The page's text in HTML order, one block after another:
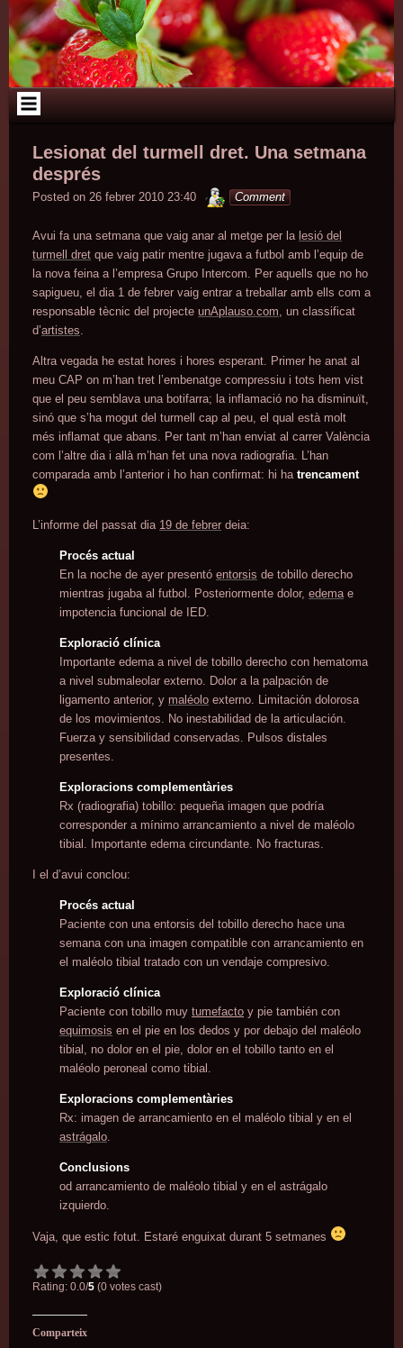
Skip
to
content
Lesionat del turmell dret. Una setmana
després
Posted on 26 febrer 2010 23:40 minterior
Comment
Avui fa una setmana que vaig anar al metge per la lesió del
turmell dret que vaig patir mentre jugava a futbol amb l’equip de
la nova feina a l’empresa Grupo Intercom. Per aquells que no ho
sapigueu, el dia 1 de febrer vaig entrar a treballar amb ells com a
responsable tècnic del projecte unAplauso.com, un classificat
d’artistes.
Altra vegada he estat hores i hores esperant. Primer he anat al
meu CAP on m’han tret l’embenatge compressiu i tots hem vist
que el peu semblava una botifarra; la inflamació no ha disminuït,
sinó que s’ha mogut del turmell cap al peu, el qual està molt
més inflamat que abans. Per tant m’han enviat al carrer València
com l’altre dia i allà m’han fet una nova radiografia. L’han
comparada amb l’anterior i ho han confirmat: hi ha trencament
L’informe del passat dia 19 de febrer deia:
Procés actual
En la noche de ayer presentó entorsis de tobillo derecho
mientras jugaba al futbol. Posteriormente dolor, edemae
impotencia funcional de IED.
Exploració clínica
Importante edema a nivel de tobillo derecho con hematoma
a nivel submaleolar externo. Dolor a la palpación de
ligamento anterior, y maléolo externo. Limitación dolorosa
de los movimientos. No inestabilidad de la articulación.
Fuerza y sensibilidad conservadas. Pulsos distales
presentes.
Exploracions complementàries
Rx (radiografia) tobillo: pequeña imagen que podría
corresponder a mínimo arrancamiento a nivel de maléolo
tibial. Importante edema circundante. No fracturas.
I el d’avui conclou:
Procés actual
Paciente con una entorsis del tobillo derecho hace una
semana con una imagen compatible con arrancamiento en
el maléolo tibial tratado con un vendaje compresivo.
Exploració clínica
Paciente con tobillo muy tumefacto y pie también con
equimosis en el pie en los dedos y por debajo del maléolo
tibial, no dolor en el pie, dolor en el tobillo tanto en el
maléolo peroneal como tibial.
Exploracions complementàries
Rx: imagen de arrancamiento en el maléolo tibial y en el
astrágalo.
Conclusions
od arrancamiento de maléolo tibial y en el astrágalo
izquierdo.
Vaja, que estic fotut. Estaré enguixat durant 5 setmanes
Rating: 0.0/5 (0 votes cast)
Comparteix